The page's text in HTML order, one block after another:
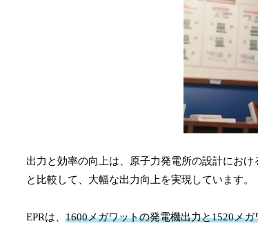
出力と効率の向上は、原子力発電所の設計におけ
と比較して、大幅な出力向上を実現しています。
EPRは、 1600メガワットの発電機出力と1520メ